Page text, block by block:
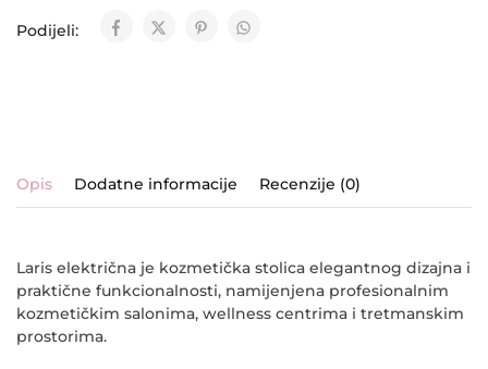
Podijeli:
Opis Dodatne informacije Recenzije (0)
Laris električna je kozmetička stolica elegantnog dizajna i
praktične funkcionalnosti, namijenjena profesionalnim
kozmetičkim salonima, wellness centrima i tretmanskim
prostorima.